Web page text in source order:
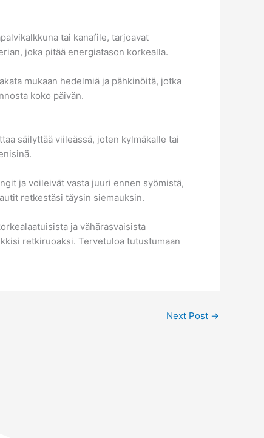
tai kanafile, tarjoavat
joka pitää energiatason korkealla.
mukaan hedelmiä ja pähkinöitä, jotka
koko päivän.
säilyttää viileässä, joten kylmäkalle tai
ja voileivät vasta juuri ennen syömistä,
retkestäsi täysin siemauksin.
ja vähärasvaisista
retkiruoaksi. Tervetuloa tutustumaan
Next Post →